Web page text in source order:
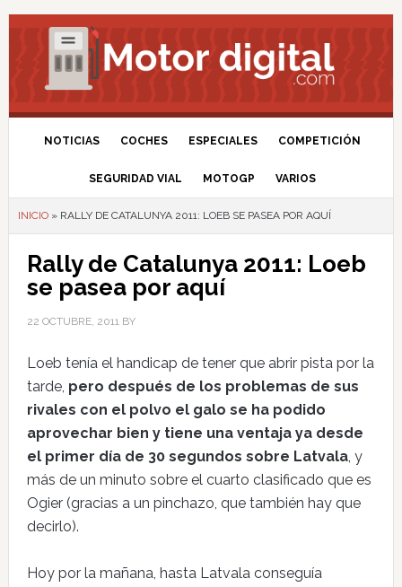
NOTICIAS COCHES ESPECIALES COMPETICIÓN
SEGURIDAD VIAL MOTOGP VARIOS
INICIO» RALLY DE CATALUNYA 2011: LOEB SE PASEA POR AQUÍ
Rally de Catalunya 2011: Loeb
se pasea por aquí
22 OCTUBRE, 2011BY
Loeb tenía el handicap de tener que abrir pista por la
tarde, pero después de los problemas de sus
rivales con el polvo el galo se ha podido
aprovechar bien y tiene una ventaja ya desde
el primer día de 30 segundos sobre Latvala, y
más de un minuto sobre el cuarto clasificado que es
Ogier (gracias a un pinchazo, que también hay que
decirlo).
Hoy por la mañana, hasta Latvala conseguía